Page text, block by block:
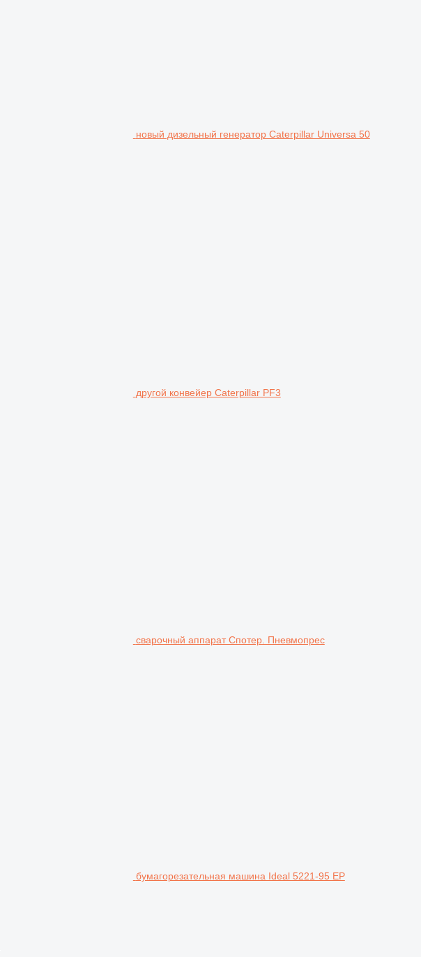
новый дизельный генератор Caterpillar Universa 50
другой конвейер Caterpillar PF3
сварочный аппарат Спотер. Пневмопрес
бумагорезательная машина Ideal 5221-95 EP